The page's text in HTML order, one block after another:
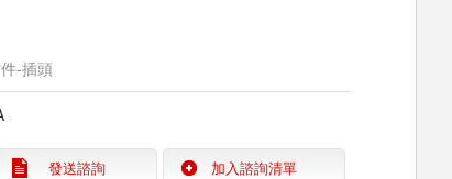
-插頭
發送諮詢 加入諮詢清單